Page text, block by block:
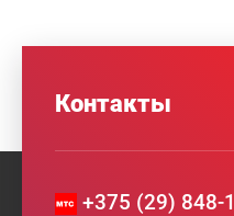
Контакты
+375 (29) 848-